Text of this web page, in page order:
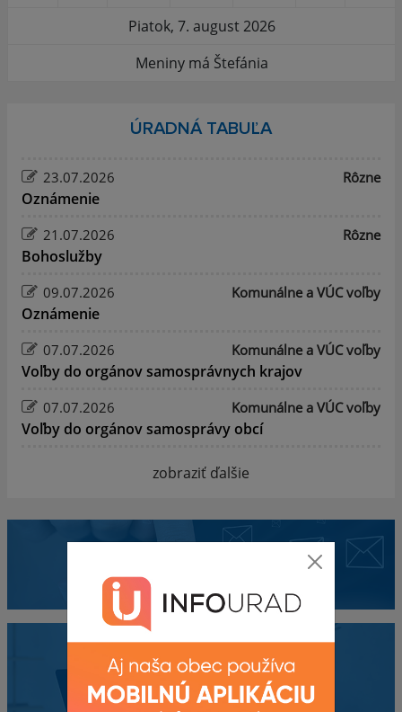
Piatok, 7. august 2026
Meniny má Štefánia
ÚRADNÁ TABUĽA
23.07.2026 Rôzne
Oznámenie
21.07.2026 Rôzne
Bohoslužby
09.07.2026 Komunálne a VÚC voľby
Oznámenie
07.07.2026 Komunálne a VÚC voľby
Voľby do orgánov samosprávnych krajov
07.07.2026 Komunálne a VÚC voľby
Voľby do orgánov samosprávy obcí
zobraziť ďalšie
Obecný úrad